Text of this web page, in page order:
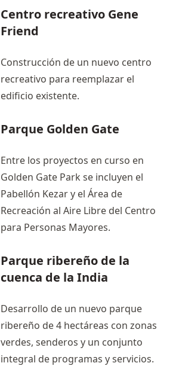
Centro recreativo Gene
Friend
Construcción de un nuevo centro
recreativo para reemplazar el
edificio existente.
Parque Golden Gate
Entre los proyectos en curso en
Golden Gate Park se incluyen el
Pabellón Kezar y el Área de
Recreación al Aire Libre del Centro
para Personas Mayores.
Parque ribereño de la
cuenca de la India
Desarrollo de un nuevo parque
ribereño de 4 hectáreas con zonas
verdes, senderos y un conjunto
integral de programas y servicios.